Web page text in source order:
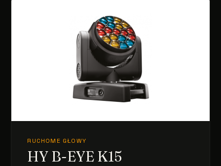
RUCHOME GŁOWY
HY B-EYE K15